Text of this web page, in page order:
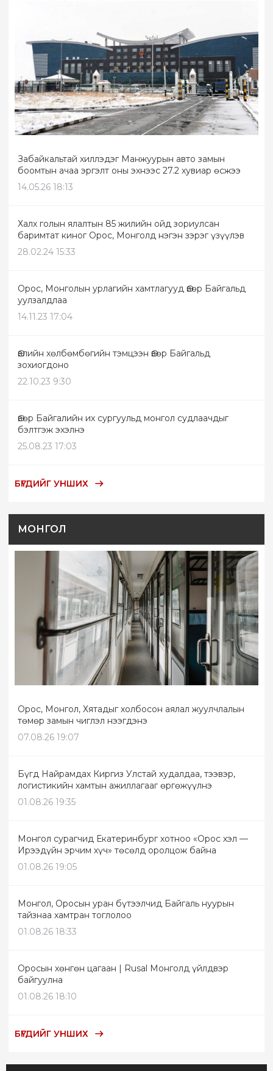
Забайкальтай хиллэдэг Манжуурын авто замын
боомтын ачаа эргэлт оны эхнээс 27.2 хувиар өсжээ
14.05.26 18:13
Халх голын ялалтын 85 жилийн ойд зориулсан
баримтат киног Орос, Монголд нэгэн зэрэг үзүүлэв
28.02.24 15:33
Орос, Монголын урлагийн хамтлагууд Өвөр Байгальд
уулзалдлаа
14.11.23 17:04
Өвлийн хөлбөмбөгийн тэмцээн Өвөр Байгальд
зохиогдоно
22.10.23 9:30
Өвөр Байгалийн их сургуульд монгол судлаачдыг
бэлтгэж эхэлнэ
25.08.23 17:03
БҮГДИЙГ УНШИХ
МОНГОЛ
Орос, Монгол, Хятадыг холбосон аялал жуулчлалын
төмөр замын чиглэл нээгдэнэ
07.08.26 19:07
Бүгд Найрамдах Киргиз Улстай худалдаа, тээвэр,
логистикийн хамтын ажиллагааг өргөжүүлнэ
01.08.26 19:35
Монгол сурагчид Екатеринбург хотноо «Орос хэл —
Ирээдүйн эрчим хүч» төсөлд оролцож байна
01.08.26 19:05
Монгол, Оросын уран бүтээлчид Байгаль нуурын
тайзнаа хамтран тоглолоо
01.08.26 18:33
Оросын хөнгөн цагаан | Rusal Монголд үйлдвэр
байгуулна
01.08.26 18:10
БҮГДИЙГ УНШИХ